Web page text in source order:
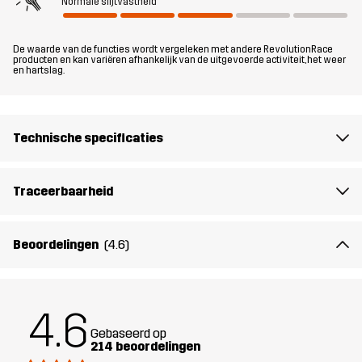
Pasvorm
achterkant
Ademend vermogen: 20 000 g/m²/24h
Ontworpen
voor
WANDELEN
De waarde van de functies wordt vergeleken met andere RevolutionRace
producten en kan variëren afhankelijk van de uitgevoerde activiteit, het weer
en hartslag.
Technische specificaties
Traceerbaarheid
Beoordelingen (4.6)
4.6 Gebaseerd op
214 beoordelingen